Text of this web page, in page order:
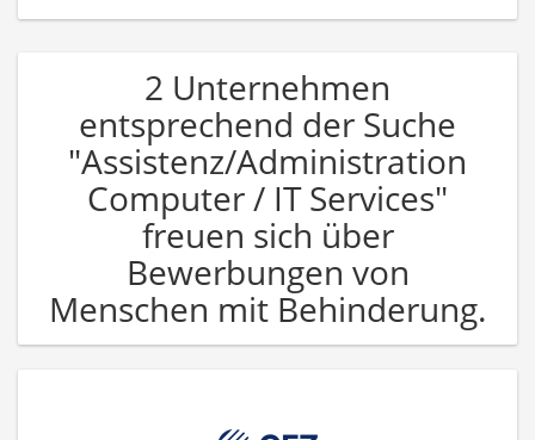
2 Unternehmen
entsprechend der Suche
"Assistenz/Administration
Computer / IT Services"
freuen sich über
Bewerbungen von
Menschen mit Behinderung.